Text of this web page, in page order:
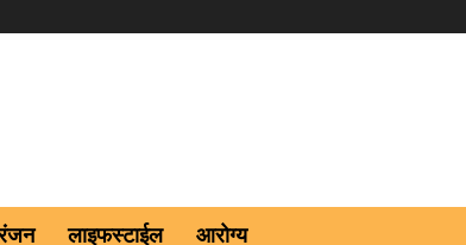
लाइफस्टाईल आरोग्य